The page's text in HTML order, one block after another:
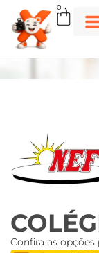
0
Confira as